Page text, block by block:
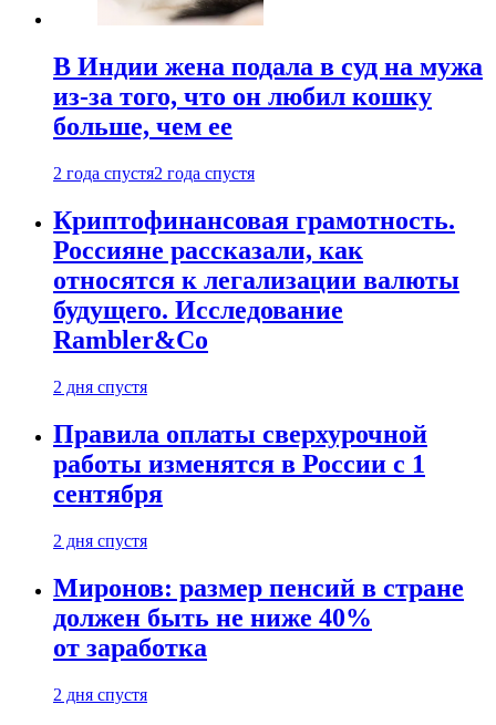
В Индии жена подала в суд на мужа
из-за того, что он любил кошку
больше, чем ее
2 года спустя2 года спустя
Криптофинансовая грамотность.
Россияне рассказали, как
относятся к легализации валюты
будущего. Исследование
Rambler&Co
2 дня спустя
Правила оплаты сверхурочной
работы изменятся в России с 1
сентября
2 дня спустя
Миронов: размер пенсий в стране
должен быть не ниже 40%
от заработка
2 дня спустя